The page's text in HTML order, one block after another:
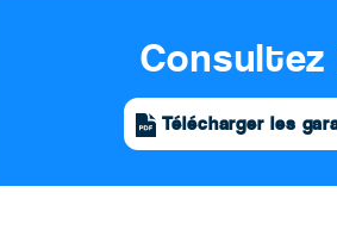
Télécharger les